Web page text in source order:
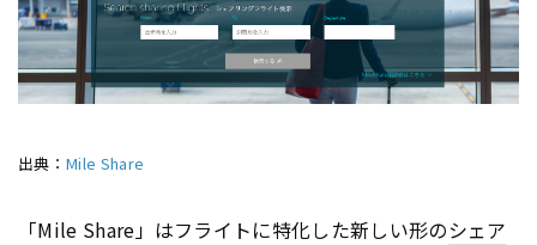
出典： Mile Share
「Mile Share」はフライトに特化した新しい形のシェア